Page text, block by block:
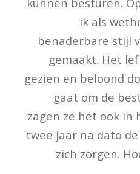
ik als
benaderbare stijl
gemaakt. Het
gezien en beloond
gaat om de
zagen ze het ook in
twee jaar na dato
zich zorgen.